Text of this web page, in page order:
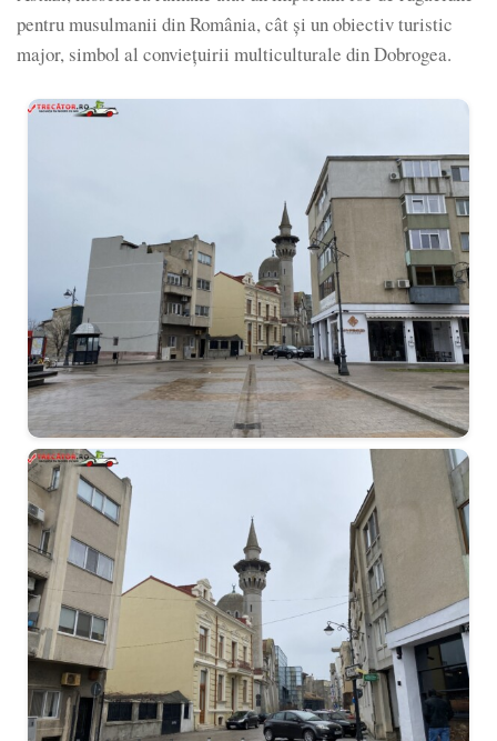
pentru musulmanii din România, cât și un obiectiv turistic
major, simbol al conviețuirii multiculturale din Dobrogea.